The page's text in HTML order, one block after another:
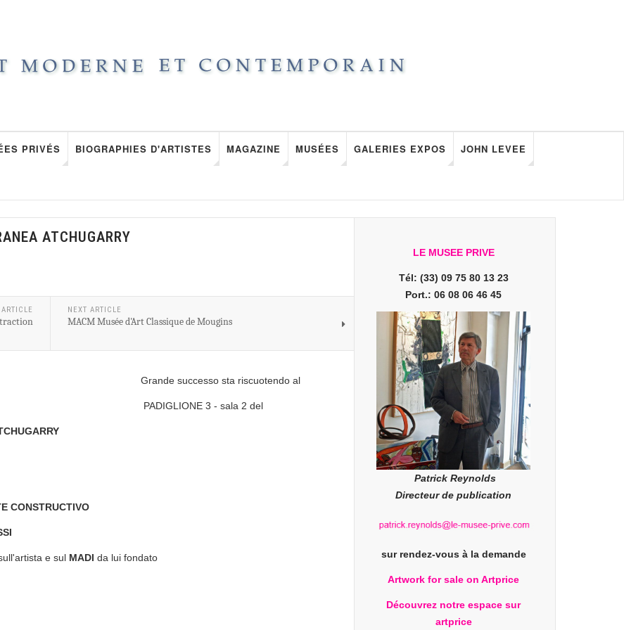
PRIVÉS BIOGRAPHIES D'ARTISTES MAGAZINE MUSÉES GALERIES EXPOS JOHN LEVEE
ATCHUGARRY
NEXT ARTICLE
MACM Musée d'Art Classique de Mougins
Grande successo sta riscuotendo al
PADIGLIONE 3 - sala 2 del
CONSTRUCTIVO
e sul MADI da lui fondato
maggio 2025
LE MUSEE PRIVE
Tél: (33) 09 75 80 13 23
Port.: 06 08 06 46 45
Patrick Reynolds
Directeur de publication
sur rendez-vous à la demande
Artwork for sale on Artprice
Découvrez notre espace sur
artprice